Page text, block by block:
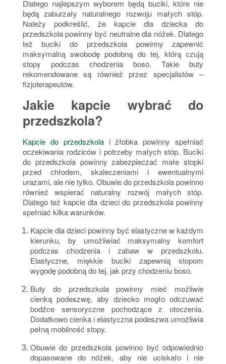
Dlatego najlepszym wyborem będą buciki, które nie
będą zaburzały naturalnego rozwoju małych stóp.
Należy podkreślić, że kapcie dla dziecka do
przedszkola powinny być neutralne dla nóżek. Dlatego
też buciki do przedszkola powinny zapewnić
maksymalną swobodę podobną do tej, którą czują
stopy podczas chodzenia boso. Takie buty
rekomendowane są również przez specjalistów –
fizjoterapeutów.
Jakie kapcie wybrać do
przedszkola?
Kapcie do przedszkolai żłobka powinny spełniać
oczekiwania rodziców i potrzeby małych stóp. Buciki
do przedszkola powinny zabezpieczać małe stopki
przed chłodem, skaleczeniami i ewentualnymi
urazami, ale nie tylko. Obuwie do przedszkola powinno
również wspierać naturalny rozwój małych stóp.
Dlatego też kapcie dla dzieci do przedszkola powinny
spełniać kilka warunków.
Kapcie dla dzieci powinny być elastyczne w każdym
kierunku, by umożliwiać maksymalny komfort
podczas chodzenia i zabaw w przedszkolu.
Elastyczne, miękkie buciki zapewnią stopom
wygodę podobną do tej, jak przy chodzeniu boso.
Buty do przedszkola powinny mieć możliwie
cienką podeszwę, aby dziecko mogło odczuwać
bodźce sensoryczne pochodzące z otoczenia.
Dodatkowo cienka i elastyczna podeszwa umożliwia
pełną mobilność stopy.
Obuwie do przedszkola powinno być odpowiednio
dopasowane do nóżek, aby nie uciskało i nie